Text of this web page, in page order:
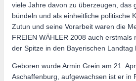
viele Jahre davon zu überzeugen, das
bündeln und als einheitliche politische
Zutun und seine Vorarbeit waren die
FREIEN WÄHLER 2008 auch erstmals
der Spitze in den Bayerischen Landtag
Geboren wurde Armin Grein am 21.
Aschaffenburg, aufgewachsen ist er in